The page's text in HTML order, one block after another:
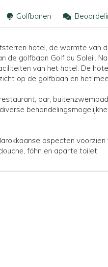
Golfbanen
hotel, de warmte van
de golfbaan Golf du Soleil.
van het hotel. De
op de golfbaan en het
bar,
aspecten voorzien
föhn en aparte toilet.